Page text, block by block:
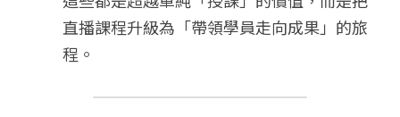
直播課程升級為「帶領學員走向成果」的旅
程。